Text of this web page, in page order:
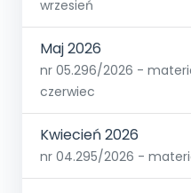
wrzesień
Maj 2026
nr 05.296/2026 -
czerwiec
Kwiecień 2026
nr 04.295/2026 -